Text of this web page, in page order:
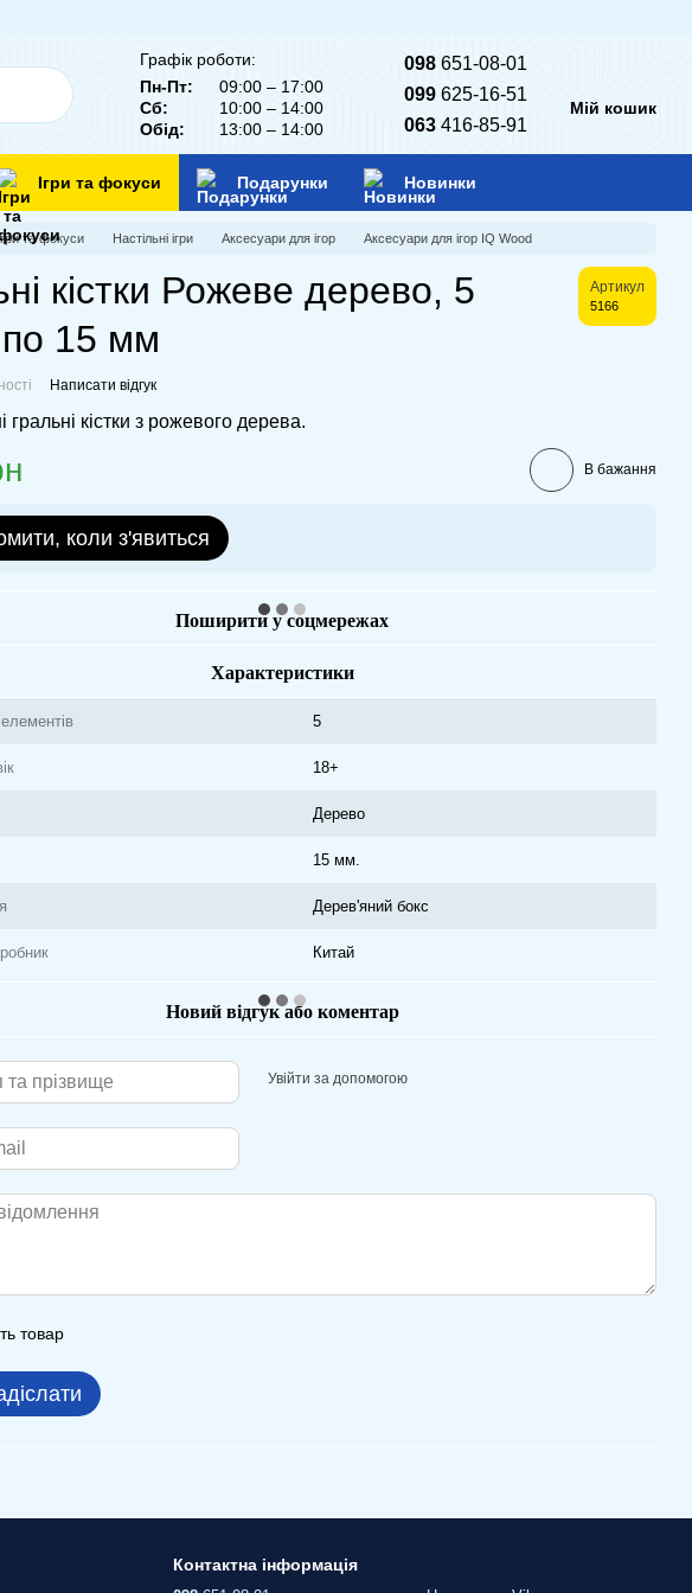
Графік роботи:
Пн-Пт:
09:00 – 17:00
Сб:
10:00 – 14:00
Обід:
13:00 – 14:00
098 651-08-01
099 625-16-51
063 416-85-91
Мій кошик
Ігри та фокуси Подарунки Новинки
та фокуси Настільні ігри Аксесуари для ігор Аксесуари для ігор IQ Wood
кістки Рожеве дерево, 5
15 мм
Артикул
5166
Написати відгук
гральні кістки з рожевого дерева.
В бажання
коли з'явиться
Поширити у соцмережах
Характеристики
елементів 5
18+
Дерево
15 мм.
Дерев'яний бокс
Китай
Новий відгук або коментар
Увійти за допомогою
товар
Контактна інформація